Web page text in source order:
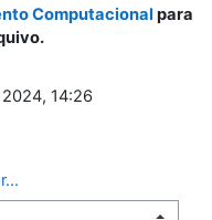
Computacional para
14:26